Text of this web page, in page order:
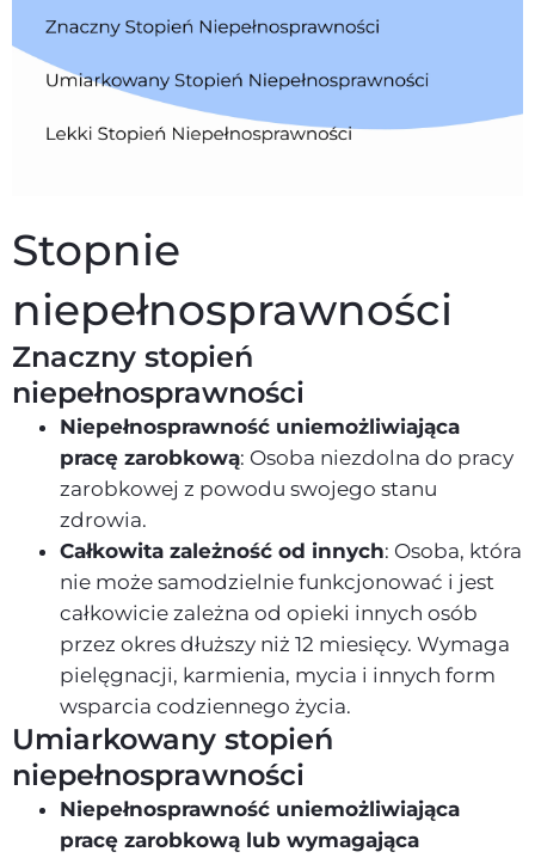
Stopnie
niepełnosprawności
Znaczny stopień
niepełnosprawności
Niepełnosprawność uniemożliwiająca
pracę zarobkową: Osoba niezdolna do pracy
zarobkowej z powodu swojego stanu
zdrowia.
Całkowita zależność od innych: Osoba, która
nie może samodzielnie funkcjonować i jest
całkowicie zależna od opieki innych osób
przez okres dłuższy niż 12 miesięcy. Wymaga
pielęgnacji, karmienia, mycia i innych form
wsparcia codziennego życia.
Umiarkowany stopień
niepełnosprawności
Niepełnosprawność uniemożliwiająca
pracę zarobkową lub wymagająca